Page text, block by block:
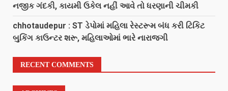
નજીક ગંદકી, કાયમી ઉકેલ નહીં આવે તો ધરણાની ચીમકી
chhotaudepur : ST ડેપોમાં મહિલા રેસ્ટરૂમ બંધ કરી ટિકિટ
બુકિંગ કાઉન્ટર શરૂ, મહિલાઓમાં ભારે નારાજગી
RECENT COMMENTS